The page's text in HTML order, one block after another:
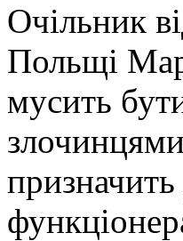
Очільник
Польщі
мусить